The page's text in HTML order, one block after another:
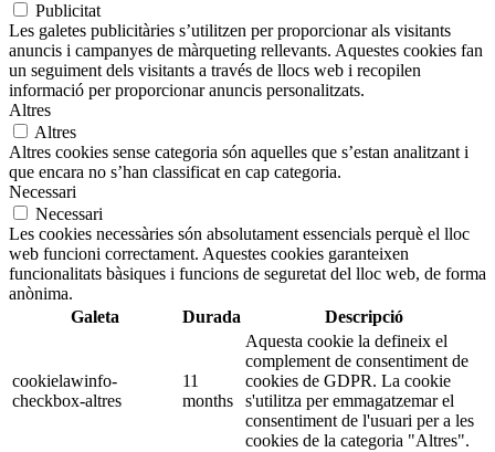
Publicitat
Les galetes publicitàries s’utilitzen per proporcionar als visitants
anuncis i campanyes de màrqueting rellevants. Aquestes cookies fan
un seguiment dels visitants a través de llocs web i recopilen
informació per proporcionar anuncis personalitzats.
Altres
Altres
Altres cookies sense categoria són aquelles que s’estan analitzant i
que encara no s’han classificat en cap categoria.
Necessari
Necessari
Les cookies necessàries són absolutament essencials perquè el lloc
web funcioni correctament. Aquestes cookies garanteixen
funcionalitats bàsiques i funcions de seguretat del lloc web, de forma
anònima.
Galeta
Durada Descripció
cookielawinfo-
checkbox-altres
11
months
Aquesta cookie la defineix el
complement de consentiment de
cookies de GDPR. La cookie
s'utilitza per emmagatzemar el
consentiment de l'usuari per a les
cookies de la categoria "Altres".